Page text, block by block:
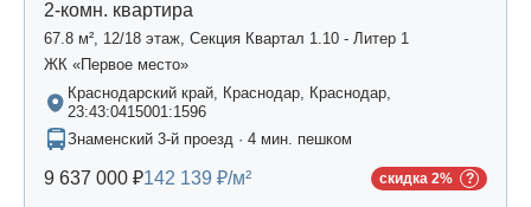
2-комн. квартира
67.8 м², 12/18 этаж, Секция Квартал 1.10 - Литер 1
ЖК «Первое место»
Краснодарский край, Краснодар, Краснодар,
23:43:0415001:1596
Знаменский 3-й проезд · 4 мин. пешком
9 637 000 ₽142 139 ₽/м² скидка 2%